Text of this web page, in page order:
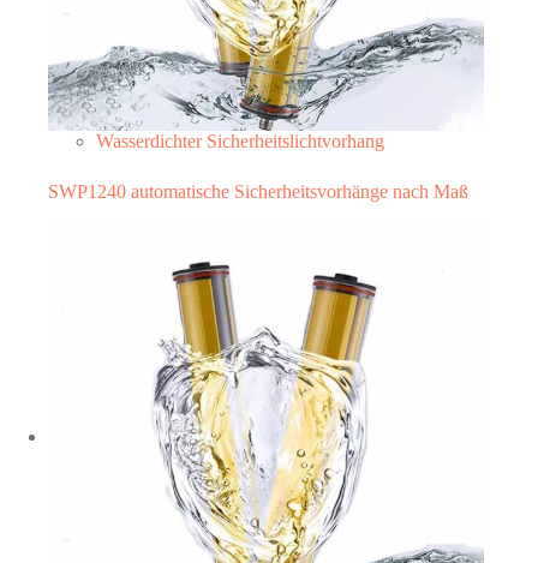
Wasserdichter Sicherheitslichtvorhang
SWP1240 automatische Sicherheitsvorhänge nach Maß